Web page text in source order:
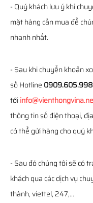
- Quý khách lưu ý khi
mặt hàng cần mua để
nhanh nhất.
- Sau khi chuyển khoản
số Hotline 0909.605.998
tới
thông tin số điện thoại,
có thể gửi hàng cho quý
- Sau đó chúng tôi sẽ có
khách qua các dịch vụ
thành, viettel, 247,...